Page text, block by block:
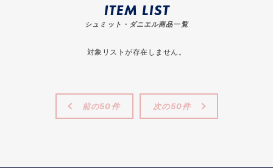
ITEM LIST
シュミット・ダニエル商品一覧
対象リストが存在しません。
前の50件 次の50件